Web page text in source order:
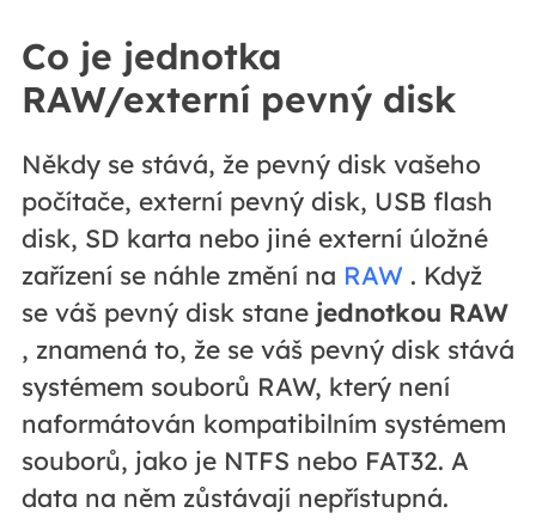
Co je jednotka
RAW/externí pevný disk
Někdy se stává, že pevný disk vašeho
počítače, externí pevný disk, USB flash
disk, SD karta nebo jiné externí úložné
zařízení se náhle změní na RAW. Když
se váš pevný disk stane jednotkou RAW
, znamená to, že se váš pevný disk stává
systémem souborů RAW, který není
naformátován kompatibilním systémem
souborů, jako je NTFS nebo FAT32. A
data na něm zůstávají nepřístupná.